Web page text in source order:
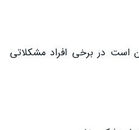
در برخی افراد مشکلاتی